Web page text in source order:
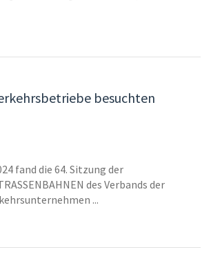
besuchten
fand die 64. Sitzung der
des Verbands der
...